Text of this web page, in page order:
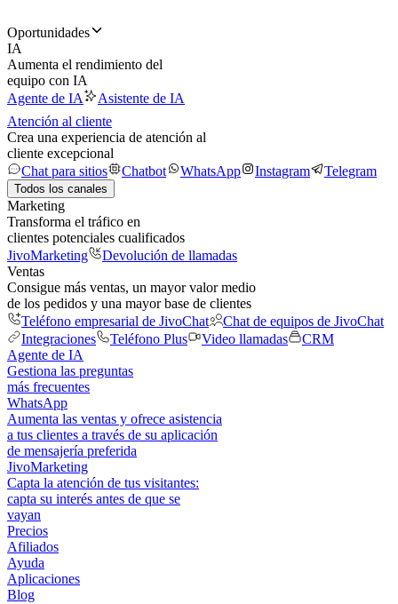
Oportunidades
IA
Aumenta el rendimiento del
equipo con IA
Agente de IA
Asistente de IA
Atención al cliente
Crea una experiencia de atención al
cliente excepcional
Chat para sitios
Chatbot WhatsApp Instagram Telegram
Todos los canales
Marketing
Transforma el tráfico en
clientes potenciales cualificados
JivoMarketing
Devolución de llamadas
Ventas
Consigue más ventas, un mayor valor medio
de los pedidos y una mayor base de clientes
Teléfono empresarial de JivoChat
Chat de equipos de JivoChat
Integraciones
Teléfono Plus Video llamadas
CRM
Agente de IA
Gestiona las preguntas
más frecuentes
WhatsApp
Aumenta las ventas y ofrece asistencia
a tus clientes a través de su aplicación
de mensajería preferida
JivoMarketing
Capta la atención de tus visitantes:
capta su interés antes de que se
vayan
Precios
Afiliados
Ayuda
Aplicaciones
Blog